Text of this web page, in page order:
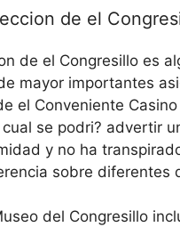
de el
de el Congresillo es
mayor importantes
el Conveniente
se podri? advertir
y no ha
sobre diferentes
del Congresillo